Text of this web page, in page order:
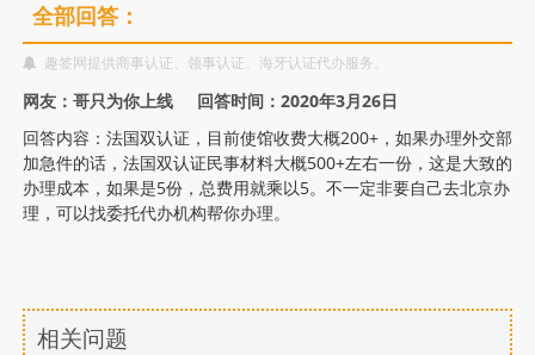
一
份
是
多
少？
全部回答：
趣签网提供商事认证、领事认证、海牙认证代办服务。
网友：哥只为你上线 回答时间：2020年3月26日
回答内容：法国双认证，目前使馆收费大概200+，如果办理外交部
加急件的话，法国双认证民事材料大概500+左右一份，这是大致的
办理成本，如果是5份，总费用就乘以5。不一定非要自己去北京办
理，可以找委托代办机构帮你办理。
相关问题